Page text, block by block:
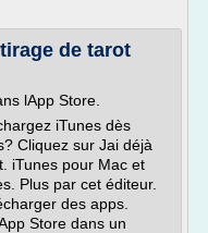
de tarot
lApp Store.
iTunes dès
Cliquez sur Jai déjà
iTunes pour Mac et
Plus par cet éditeur.
des apps.
Store dans un